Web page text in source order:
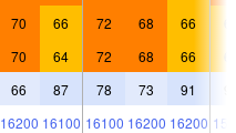
70 66 72 68 66
70 64 72 68 66
66 87 78 73 91
16200 16100 16100 16200 16200